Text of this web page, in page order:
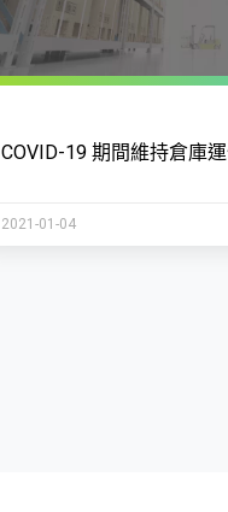
COVID-19 期間維持倉庫
2021-01-04